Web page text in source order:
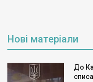
Нові матеріали
До